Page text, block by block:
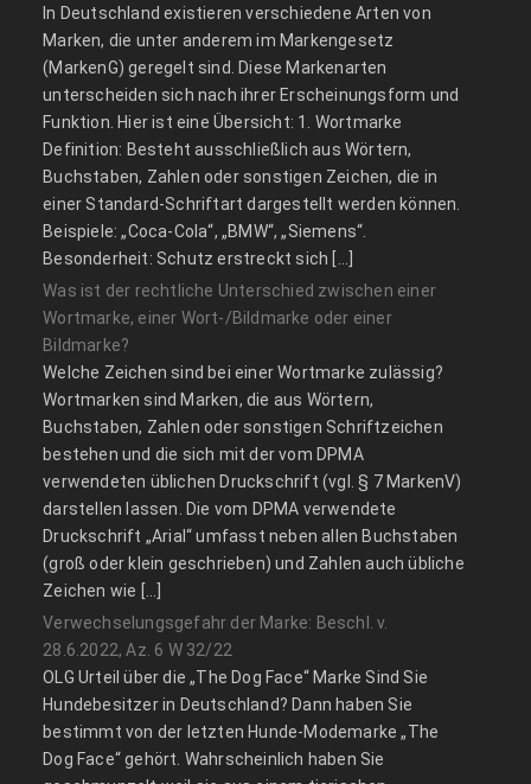
In Deutschland existieren verschiedene Arten von
Marken, die unter anderem im Markengesetz
(MarkenG) geregelt sind. Diese Markenarten
unterscheiden sich nach ihrer Erscheinungsform und
Funktion. Hier ist eine Übersicht: 1. Wortmarke
Definition: Besteht ausschließlich aus Wörtern,
Buchstaben, Zahlen oder sonstigen Zeichen, die in
einer Standard-Schriftart dargestellt werden können.
Beispiele: „Coca-Cola“, „BMW“, „Siemens“.
Besonderheit: Schutz erstreckt sich […]
Was ist der rechtliche Unterschied zwischen einer
Wortmarke, einer Wort-/Bildmarke oder einer
Bildmarke?
Welche Zeichen sind bei einer Wortmarke zulässig?
Wortmarken sind Marken, die aus Wörtern,
Buchstaben, Zahlen oder sonstigen Schriftzeichen
bestehen und die sich mit der vom DPMA
verwendeten üblichen Druckschrift (vgl. § 7 MarkenV)
darstellen lassen. Die vom DPMA verwendete
Druckschrift „Arial“ umfasst neben allen Buchstaben
(groß oder klein geschrieben) und Zahlen auch übliche
Zeichen wie […]
Verwechselungsgefahr der Marke: Beschl. v.
28.6.2022, Az. 6 W 32/22
OLG Urteil über die „The Dog Face“ Marke Sind Sie
Hundebesitzer in Deutschland? Dann haben Sie
bestimmt von der letzten Hunde-Modemarke „The
Dog Face“ gehört. Wahrscheinlich haben Sie